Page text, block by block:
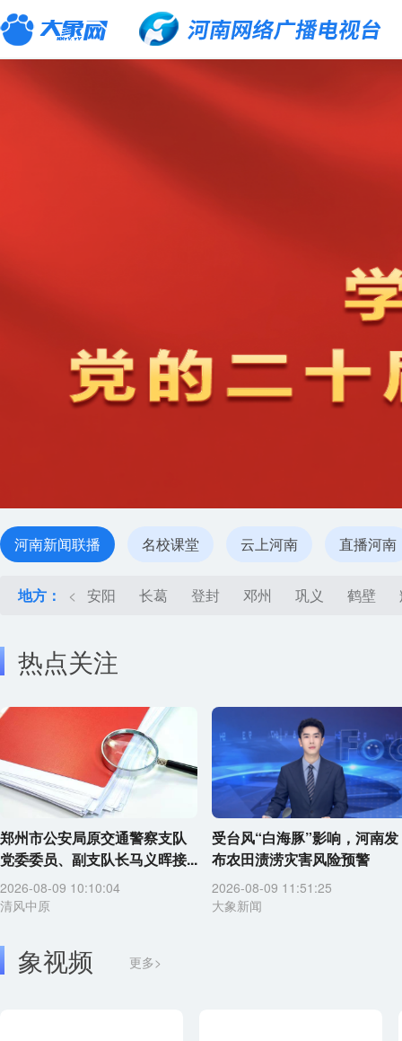
河南新闻联播 名校课堂 云上河南 直播河南
地方： < 安阳 长葛 登封 邓州 巩义 鹤壁
热点关注
郑州市公安局原交通警察支队
党委委员、副支队长马义晖接...
2026-08-09 10:10:04
清风中原
受台风“白海豚”影响，河南发
布农田渍涝灾害风险预警
2026-08-09 11:51:25
大象新闻
象视频 更多>